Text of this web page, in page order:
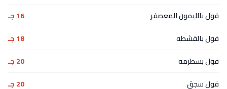
فول بالليمون المعصفر
16 جـ
فول بالقشطه
18 جـ
فول بسطرمه
20 جـ
فول سجق
20 جـ